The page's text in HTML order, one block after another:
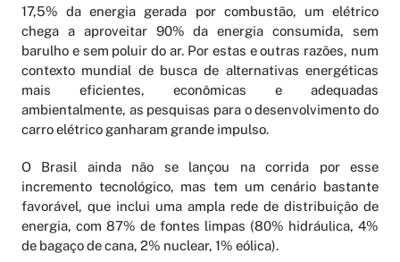
17,5% da energia gerada por combustão, um elétrico
chega a aproveitar 90% da energia consumida, sem
barulho e sem poluir do ar. Por estas e outras razões, num
contexto mundial de busca de alternativas energéticas
mais eficientes, econômicas e adequadas
ambientalmente, as pesquisas para o desenvolvimento do
carro elétrico ganharam grande impulso.
O Brasil ainda não se lançou na corrida por esse
incremento tecnológico, mas tem um cenário bastante
favorável, que inclui uma ampla rede de distribuição de
energia, com 87% de fontes limpas (80% hidráulica, 4%
de bagaço de cana, 2% nuclear, 1% eólica).